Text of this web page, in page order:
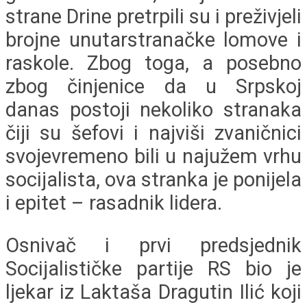
strane Drine pretrpili su i preživjeli
brojne unutarstranačke lomove i
raskole. Zbog toga, a posebno
zbog činjenice da u Srpskoj
danas postoji nekoliko stranaka
čiji su šefovi i najviši zvaničnici
svojevremeno bili u najužem vrhu
socijalista, ova stranka je ponijela
i epitet – rasadnik lidera.
Osnivač i prvi predsjednik
Socijalističke partije RS bio je
ljekar iz Laktaša Dragutin Ilić koji